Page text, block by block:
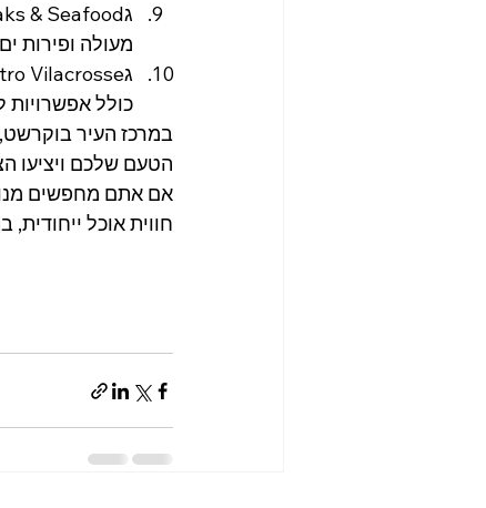
מעולה ופירות
כולל אפשרויות
במרכז העיר
הטעם שלכם ויציעו
אם אתם מחפשים
חווית אוכל